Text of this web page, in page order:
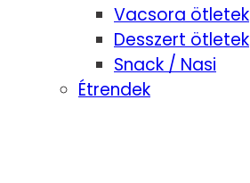
Vacsora ötletek
Desszert ötletek
Snack / Nasi
Étrendek